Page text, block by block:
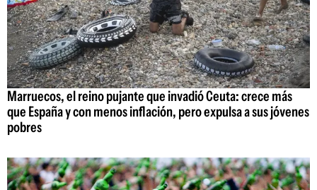
Marruecos, el reino pujante que invadió Ceuta: crece más
que España y con menos inflación, pero expulsa a sus jóvenes
pobres